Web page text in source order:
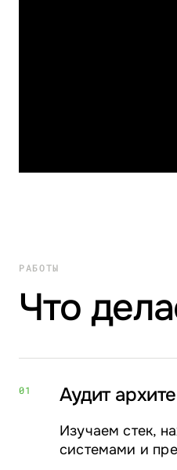
РАБОТЫ
Что
01 Аудит
Изучаем стек,
системами и